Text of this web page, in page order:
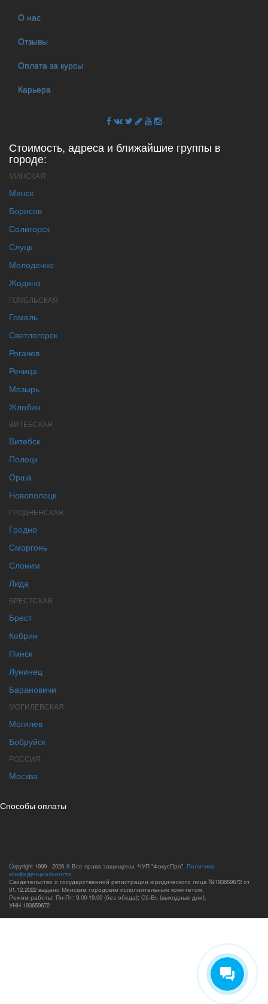
О нас
Отзывы
Оплата за курсы
Карьера
Стоимость, адреса и ближайшие группы в
городе:
МИНСКАЯ
Минск
Борисов
Солигорск
Слуцк
Молодечно
Жодино
ГОМЕЛЬСКАЯ
Гомель
Светлогорск
Рогачев
Речица
Мозырь
Жлобин
ВИТЕБСКАЯ
Витебск
Полоцк
Орша
Новополоцк
ГРОДНЕНСКАЯ
Гродно
Сморгонь
Слоним
Лида
БРЕСТСКАЯ
Брест
Кобрин
Пинск
Лунинец
Барановичи
МОГИЛЕВСКАЯ
Могилев
Бобруйск
РОССИЯ
Москва
Способы оплаты
Copyright 1999 - 2026 © Все права защищены. ЧУП "ФокусПро". Политика
конфиденциальности
Свидетельство о государственной регистрации юридического лица №193659672 от
01.12.2022 выдано Минским городским исполнительным комитетом.
Режим работы: Пн-Пт: 9.00-19.00 (без обеда); Сб-Вс (выходные дни).
УНН 193659672